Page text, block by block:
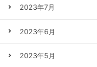
2023年7月
2023年6月
2023年5月